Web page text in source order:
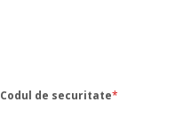
Codul de securitate*